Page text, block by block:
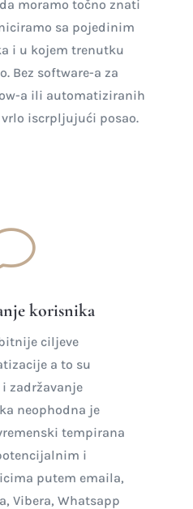
moramo točno znati
sa pojedinim
i u kojem trenutku
Bez software-a za
a ili automatiziranih
iscrpljujući posao.
korisnika
ciljeve
a to su
zadržavanje
neophodna je
tempirana
i
putem emaila,
Vibera, Whatsapp